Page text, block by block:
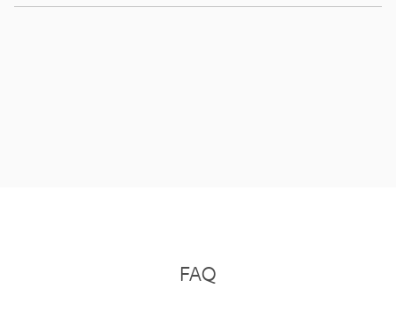
FAQ